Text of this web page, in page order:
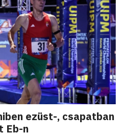
ezüst-, csapatban
Eb-n